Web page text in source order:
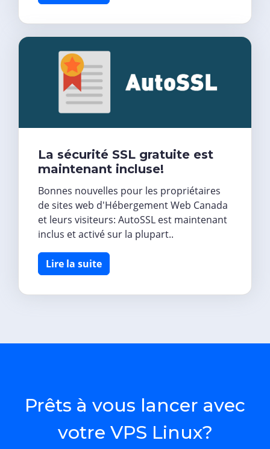
La sécurité SSL gratuite est
maintenant incluse!
Bonnes nouvelles pour les propriétaires
de sites web d'Hébergement Web Canada
et leurs visiteurs: AutoSSL est maintenant
inclus et activé sur la plupart..
Lire la suite
Prêts à vous lancer avec
votre VPS Linux?